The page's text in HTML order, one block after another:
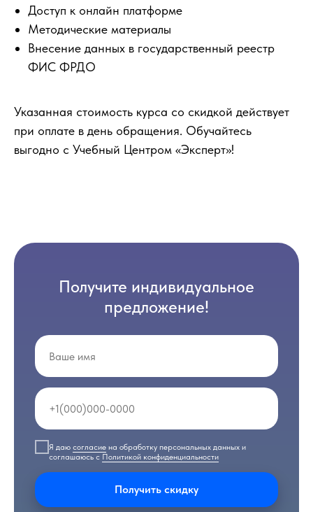
Доступ к онлайн платформе
Методические материалы
Внесение данных в государственный реестр
ФИС ФРДО
Указанная стоимость курса со скидкой действует
при оплате в день обращения. Обучайтесь
выгодно с Учебный Центром «Эксперт»!
Получите индивидуальное
предложение!
Я даю согласие на обработку персональных данных и
соглашаюсь с Политикой конфиденциальности
Получить скидку